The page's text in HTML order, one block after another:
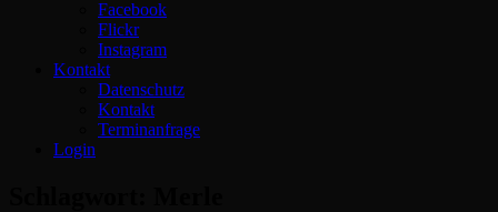
Facebook
Flickr
Instagram
Kontakt
Datenschutz
Kontakt
Terminanfrage
Login